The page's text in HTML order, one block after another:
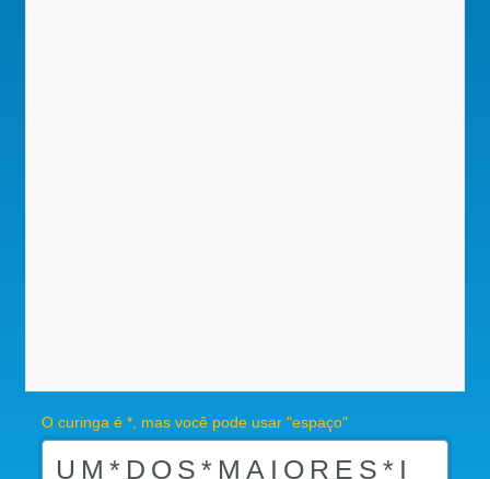
O curinga é *, mas você pode usar "espaço"